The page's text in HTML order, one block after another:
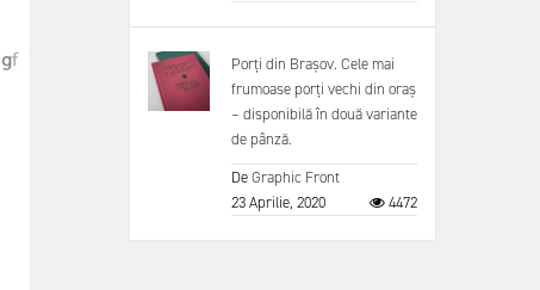
Porți din Brașov. Cele mai
frumoase porți vechi din oraș
– disponibilă în două variante
de pânză.
DeGraphic Front
23 Aprilie, 2020
4472